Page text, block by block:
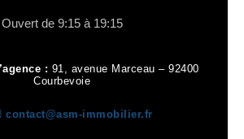
Ouvert de 9:15 à 19:15
: 91, avenue Marceau – 92400
Courbevoie
contact@asm-immobilier.fr